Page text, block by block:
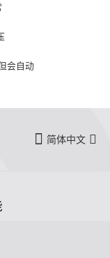
会自动
简体中文